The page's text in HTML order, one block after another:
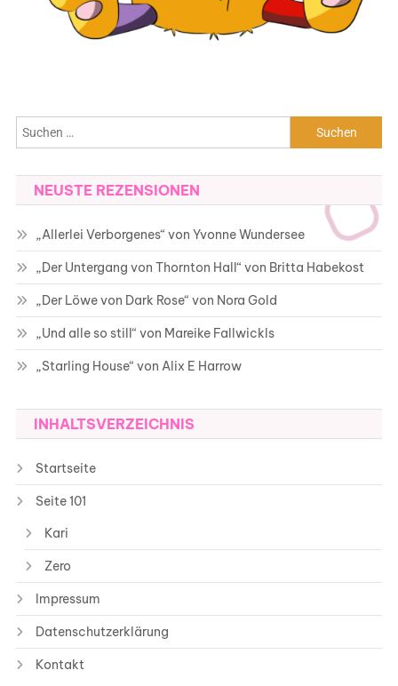
Suchen
nach:
NEUSTE REZENSIONEN
„Allerlei Verborgenes“ von Yvonne Wundersee
„Der Untergang von Thornton Hall“ von Britta Habekost
„Der Löwe von Dark Rose“ von Nora Gold
„Und alle so still“ von Mareike Fallwickls
„Starling House“ von Alix E Harrow
INHALTSVERZEICHNIS
Startseite
Seite 101
Kari
Zero
Impressum
Datenschutzerklärung
Kontakt